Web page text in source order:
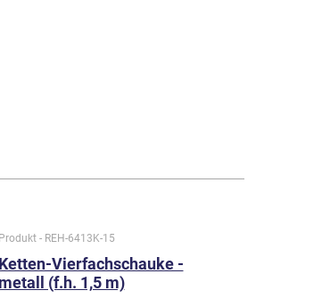
Produkt - REH-6413K-15
Ketten-Vierfachschauke -
metall (f.h. 1,5 m)